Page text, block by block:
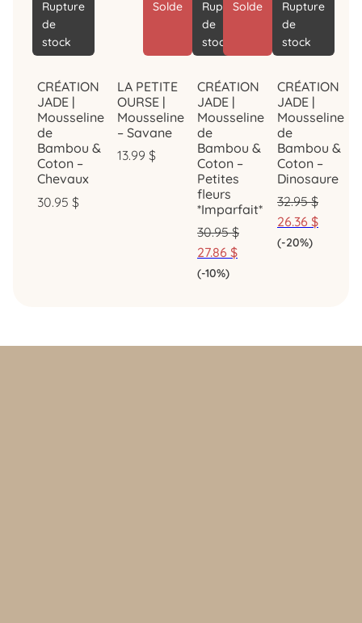
Rupture
de
stock
CRÉATION
JADE |
Mousseline
de
Bambou &
Coton –
Chevaux
30.95 $
LA PETITE
OURSE |
Mousseline
– Savane
13.99 $
Solde
Rupture
de
stock
CRÉATION
JADE |
Mousseline
de
Bambou &
Coton –
Petites
fleurs
*Imparfait*
30.95$
27.86 $
(-10%)
Solde
Rupture
de
stock
CRÉATION
JADE |
Mousseline
de
Bambou &
Coton –
Dinosaure
32.95$
26.36 $
(-20%)